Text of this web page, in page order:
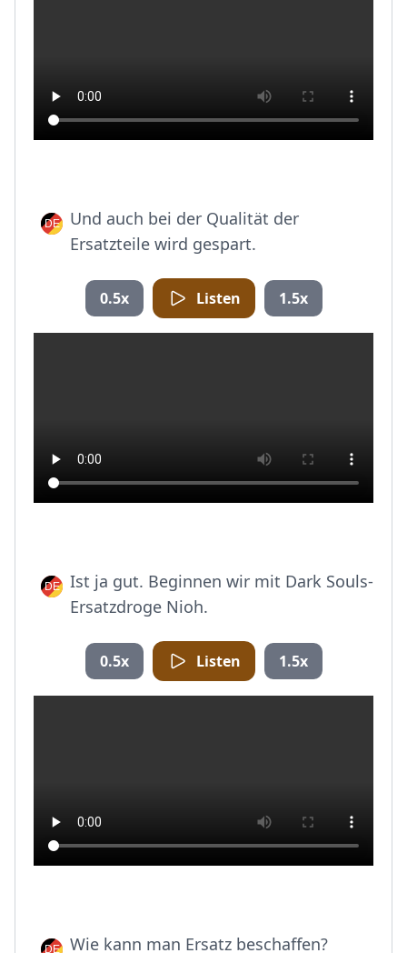
Und auch bei der Qualität der
Ersatzteile wird gespart.
0.5x Listen 1.5x
Ist ja gut. Beginnen wir mit Dark Souls-
Ersatzdroge Nioh.
0.5x Listen 1.5x
Wie kann man Ersatz beschaffen?